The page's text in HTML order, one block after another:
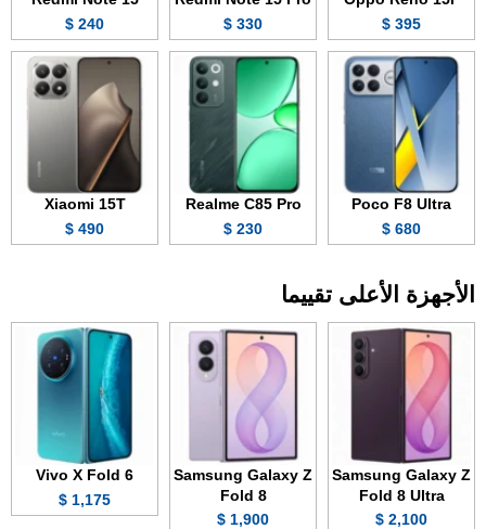
395 $
330 $
240 $
Poco F8 Ultra
680 $
Realme C85 Pro
230 $
Xiaomi 15T
490 $
الأجهزة الأعلى تقييما
Samsung Galaxy Z
Fold 8 Ultra
2,100 $
Samsung Galaxy Z
Fold 8
1,900 $
Vivo X Fold 6
1,175 $